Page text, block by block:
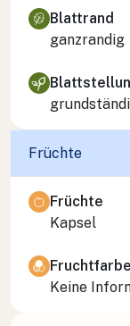
Blattrand
ganzrandig
Früchte
Früchte
Kapsel
Fruchtfarbe
Keine